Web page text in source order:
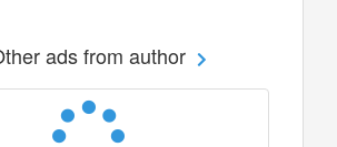
ads from author